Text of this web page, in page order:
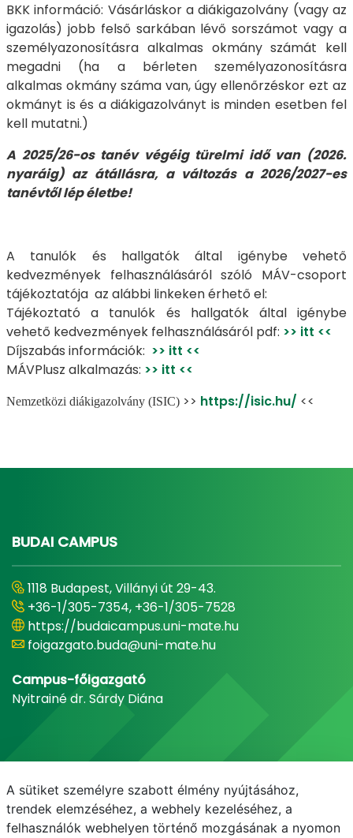
BKK információ: Vásárláskor a diákigazolvány (vagy az
igazolás) jobb felső sarkában lévő sorszámot vagy a
személyazonosításra alkalmas okmány számát kell
megadni (ha a bérleten személyazonosításra
alkalmas okmány száma van, úgy ellenőrzéskor ezt az
okmányt is és a diákigazolványt is minden esetben fel
kell mutatni.)
A 2025/26-os tanév végéig türelmi idő van (2026.
nyaráig) az átállásra, a változás a 2026/2027-es
tanévtől lép életbe!
A tanulók és hallgatók által igénybe vehető
kedvezmények felhasználásáról szóló MÁV-csoport
tájékoztatója az alábbi linkeken érhető el:
Tájékoztató a tanulók és hallgatók által igénybe
vehető kedvezmények felhasználásáról pdf: >> itt <<
Díjszabás információk: >> itt <<
MÁVPlusz alkalmazás: >> itt <<
Nemzetközi diákigazolvány (ISIC) >> https://isic.hu/ <<
BUDAI CAMPUS
1118 Budapest, Villányi út 29-43.
+36-1/305-7354, +36-1/305-7528
https://budaicampus.uni-mate.hu
foigazgato.buda@uni-mate.hu
Campus-főigazgató
Nyitrainé dr. Sárdy Diána
A sütiket személyre szabott élmény nyújtásához,
trendek elemzéséhez, a webhely kezeléséhez, a
felhasználók webhelyen történő mozgásának a nyomon